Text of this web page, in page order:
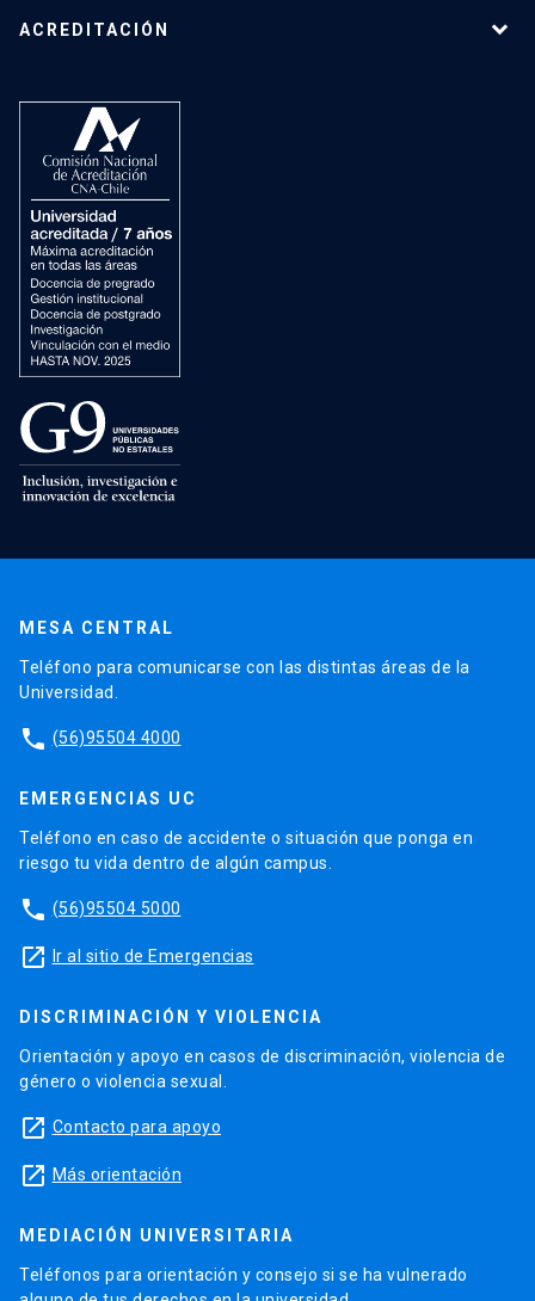
ACREDITACIÓN
MESA CENTRAL
Teléfono para comunicarse con las distintas áreas de la
Universidad.
phone (56)95504 4000
EMERGENCIAS UC
Teléfono en caso de accidente o situación que ponga en
riesgo tu vida dentro de algún campus.
phone (56)95504 5000
launch Ir al sitio de Emergencias
DISCRIMINACIÓN Y VIOLENCIA
Orientación y apoyo en casos de discriminación, violencia de
género o violencia sexual.
launch Contacto para apoyo
launch Más orientación
MEDIACIÓN UNIVERSITARIA
Teléfonos para orientación y consejo si se ha vulnerado